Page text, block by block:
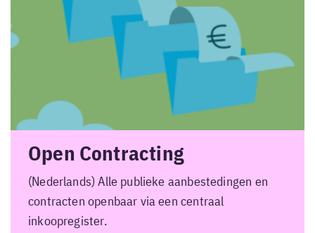
Open Contracting
(Nederlands) Alle publieke aanbestedingen en
contracten openbaar via een centraal
inkoopregister.